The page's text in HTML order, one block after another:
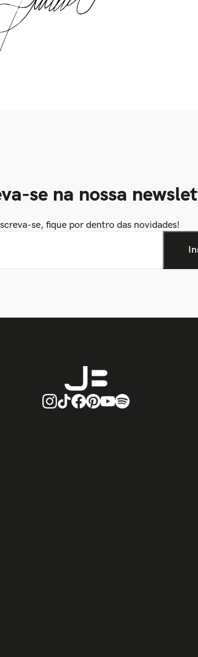
se na nossa
se, fique por dentro das novidades!